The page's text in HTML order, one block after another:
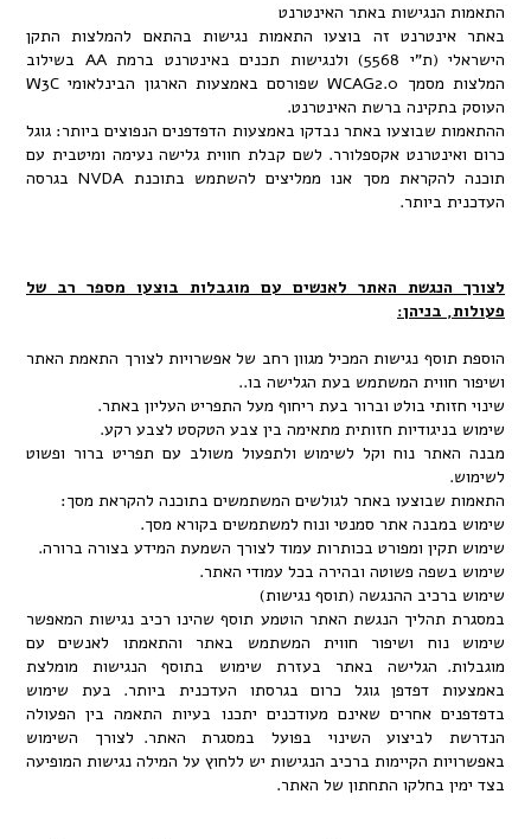
באתר האינטרנט
זה בוצעו התאמות נגישות בהתאם להמלצות התקן
הישראלי (ת"י 5568) ולנגישות תכנים באינטרנט ברמת AA בשילוב
המלצות מסמך WCAG2.0 שפורסם באמצעות הארגון הבינלאומי W3C
ברשת האינטרנט.
באתר נבדקו באמצעות הדפדפנים הנפוצים ביותר: גוגל
אקספלורר. לשם קבלת חווית גלישה נעימה ומיטבית עם
תוכנה להקראת מסך אנו ממליצים להשתמש בתוכנת NVDA בגרסה
האתר לאנשים עם מוגבלות בוצעו מספר רב של
נגישות המכיל מגוון רחב של אפשרויות לצורך התאמת האתר
המשתמש בעת הגלישה בו..
בולט וברור בעת ריחוף מעל התפריט העליון באתר.
חזותית מתאימה בין צבע הטקסט לצבע רקע.
נוח וקל לשימוש ולתפעול משולב עם תפריט ברור ופשוט
באתר לגולשים המשתמשים בתוכנה להקראת מסך:
אתר סמנטי ונוח למשתמשים בקורא מסך.
ומפורט בכותרות עמוד לצורך השמעת המידע בצורה ברורה.
פשוטה ובהירה בכל עמודי האתר.
ההנגשה (תוסף נגישות)
הנגשת האתר הוטמע תוסף שהינו רכיב נגישות המאפשר
ושיפור חווית המשתמש באתר והתאמתו לאנשים עם
הגלישה באתר בעזרת שימוש בתוסף הנגישות מומלצת
דפדפן גוגל כרום בגרסתו העדכנית ביותר. בעת שימוש
אחרים שאינם מעודכנים יתכנו בעיות התאמה בין הפעולה
לביצוע השינוי בפועל במסגרת האתר. לצורך השימוש
הקיימות ברכיב הנגישות יש ללחוץ על המילה נגישות המופיעה
בחלקו התחתון של האתר.